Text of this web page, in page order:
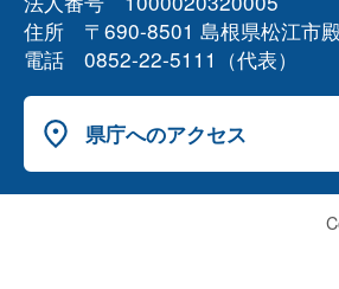
住所 〒690-8501 島根県松江市
電話 0852-22-5111（代表）
県庁へのアクセス